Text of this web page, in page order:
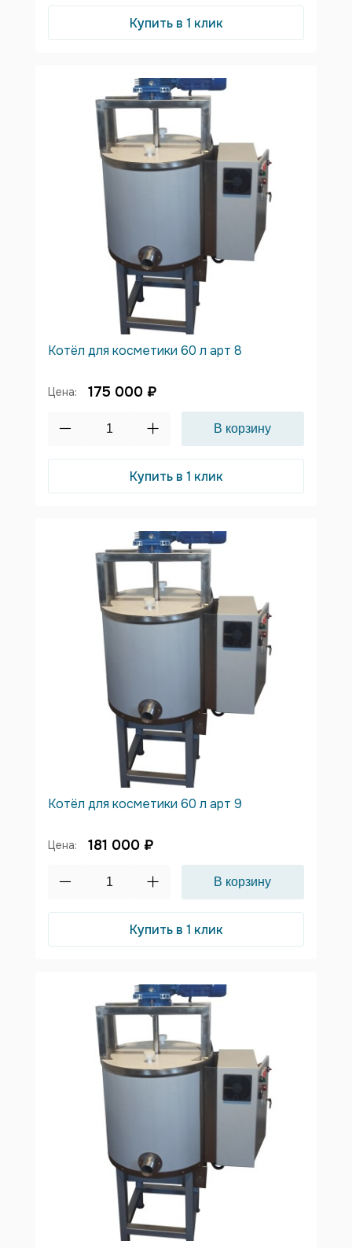
Купить в 1 клик
Котёл для косметики 60 л арт 8
Цена: 175 000 ₽
Купить в 1 клик
Котёл для косметики 60 л арт 9
Цена: 181 000 ₽
Купить в 1 клик